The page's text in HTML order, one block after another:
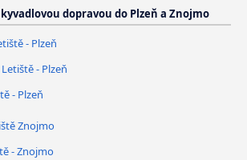
dopravou do Plzeň a Znojmo
- Plzeň
- Plzeň
- Plzeň
Znojmo
- Znojmo